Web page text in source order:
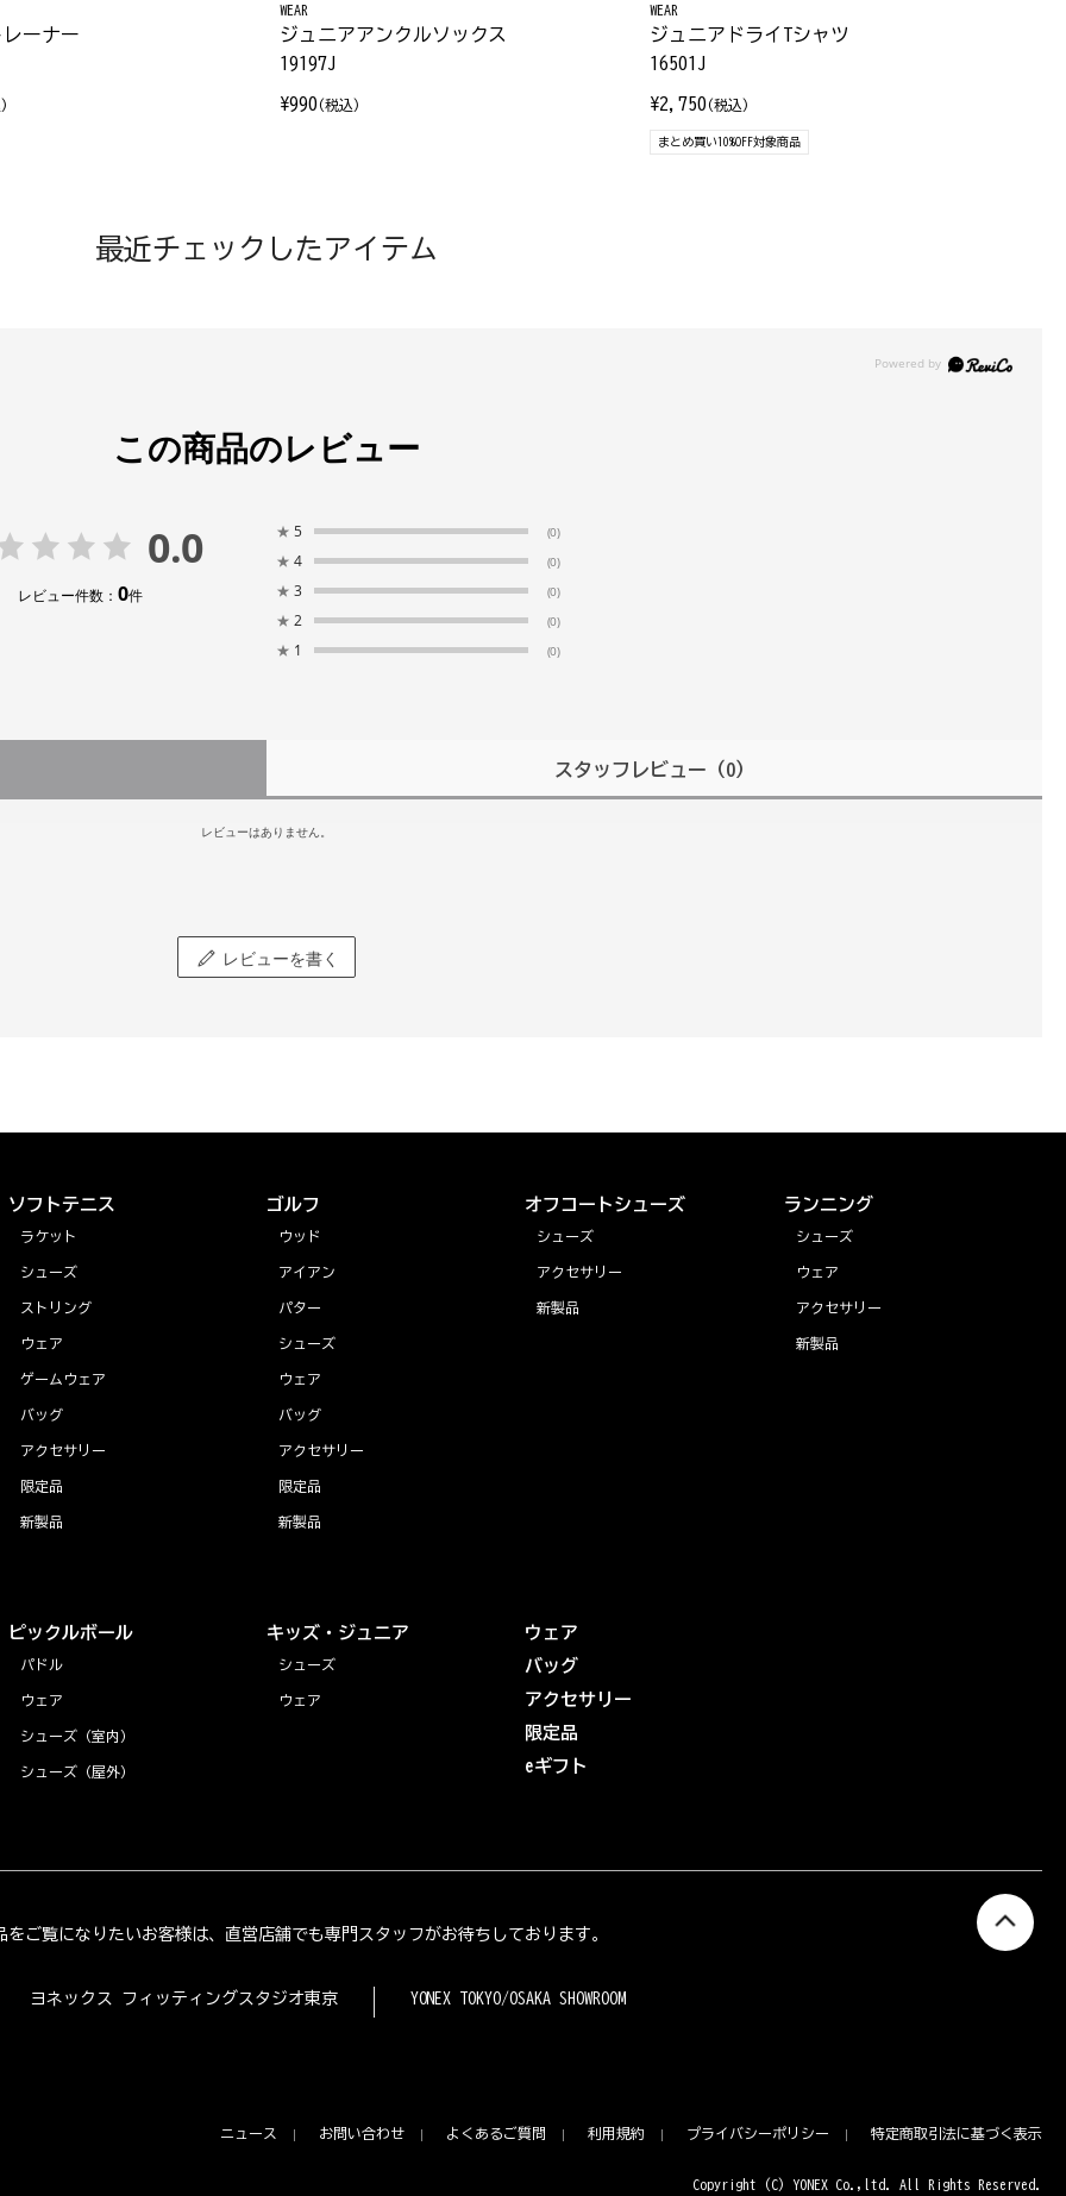
ーナー
WEAR
ジュニアアンクルソックス
19197J
¥990 (税込)
WEAR
ジュニアドライTシャツ
16501J
¥2,750 (税込)
まとめ買い10%OFF対象商品
最近チェックしたアイテム
この商品のレビュー
0.0
レビュー件数： 0件
★ 5 (0)
★ 4 (0)
★ 3 (0)
★ 2 (0)
★ 1 (0)
スタッフレビュー （0）
レビューはありません。
レビューを書く
ソフトテニス
ラケット
シューズ
ストリング
ウェア
ゲームウェア
バッグ
アクセサリー
限定品
新製品
ゴルフ
ウッド
アイアン
パター
シューズ
ウェア
バッグ
アクセサリー
限定品
新製品
オフコートシューズ
シューズ
アクセサリー
新製品
ランニング
シューズ
ウェア
アクセサリー
新製品
ピックルボール
パドル
ウェア
シューズ（室内）
シューズ（屋外）
キッズ・ジュニア
シューズ
ウェア
ウェア
バッグ
アクセサリー
限定品
eギフト
をご覧になりたいお客様は、直営店舗でも専門スタッフがお待ちしております。
ヨネックス フィッティングスタジオ東京 YONEX TOKYO/OSAKA SHOWROOM
ニュース お問い合わせ よくあるご質問 利用規約 プライバシーポリシー 特定商取引法に基づく表示
Copyright (C) YONEX Co.,ltd. All Rights Reserved.